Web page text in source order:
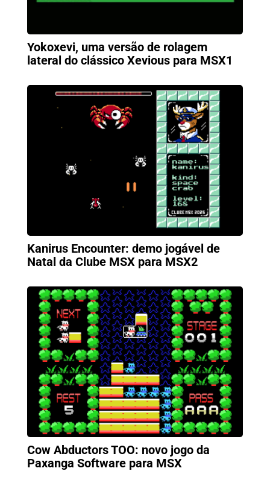
Yokoxevi, uma versão de rolagem
lateral do clássico Xevious para MSX1
Kanirus Encounter: demo jogável de
Natal da Clube MSX para MSX2
Cow Abductors TOO: novo jogo da
Paxanga Software para MSX